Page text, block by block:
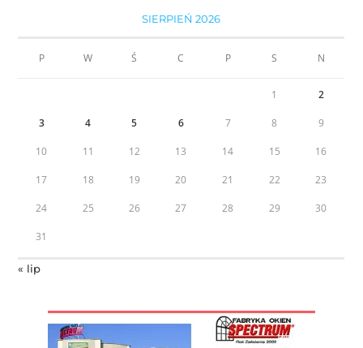
SIERPIEŃ 2026
P W Ś C P S N
1 2
3 4 5 6 7 8 9
10 11 12 13 14 15 16
17 18 19 20 21 22 23
24 25 26 27 28 29 30
31
« lip